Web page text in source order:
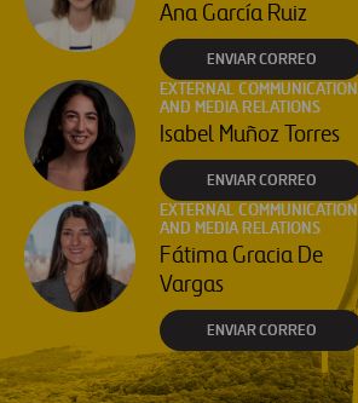
Ana García Ruiz
ENVIAR CORREO
EXTERNAL COMMUNICATION
AND MEDIA RELATIONS
Isabel Muñoz Torres
ENVIAR CORREO
EXTERNAL COMMUNICATION
AND MEDIA RELATIONS
Fátima Gracia De
Vargas
ENVIAR CORREO